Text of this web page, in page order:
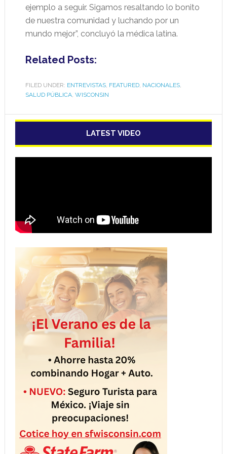
ejemplo a seguir. Sigamos resaltando lo bonito
de nuestra comunidad y luchando por un
mundo mejor”, concluyó la médica latina.
Related Posts:
FILED UNDER: ENTREVISTAS, FEATURED, NACIONALES,
SALUD PÚBLICA, WISCONSIN
LATEST VIDEO